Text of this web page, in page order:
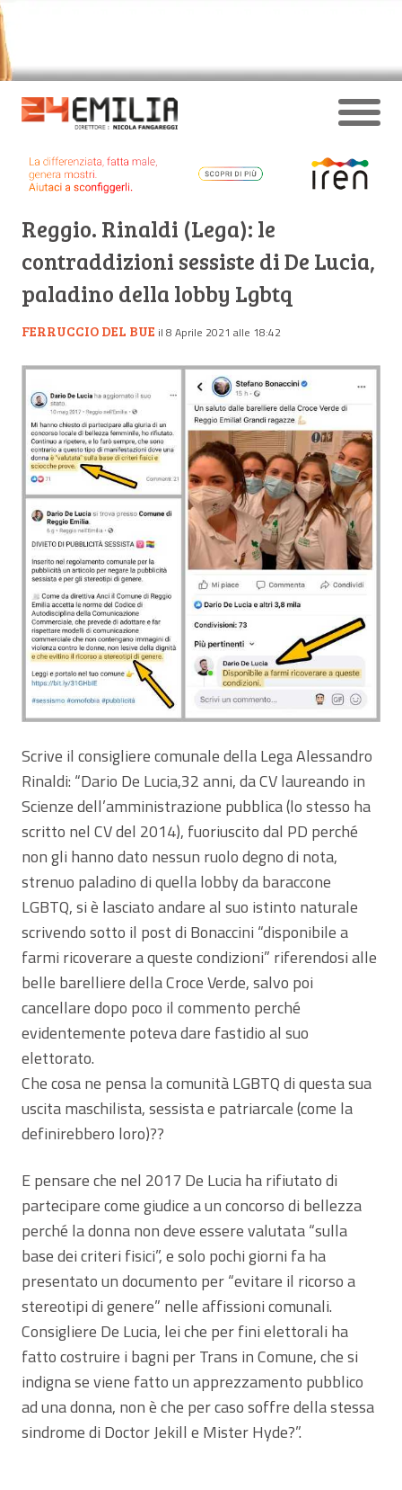
Reggio. Rinaldi (Lega): le
contraddizioni sessiste di De Lucia,
paladino della lobby Lgbtq
FERRUCCIO DEL BUE il 8 Aprile 2021 alle 18:42
Scrive il consigliere comunale della Lega Alessandro
Rinaldi: “Dario De Lucia,32 anni, da CV laureando in
Scienze dell’amministrazione pubblica (lo stesso ha
scritto nel CV del 2014), fuoriuscito dal PD perché
non gli hanno dato nessun ruolo degno di nota,
strenuo paladino di quella lobby da baraccone
LGBTQ, si è lasciato andare al suo istinto naturale
scrivendo sotto il post di Bonaccini “disponibile a
farmi ricoverare a queste condizioni” riferendosi alle
belle barelliere della Croce Verde, salvo poi
cancellare dopo poco il commento perché
evidentemente poteva dare fastidio al suo
elettorato.
Che cosa ne pensa la comunità LGBTQ di questa sua
uscita maschilista, sessista e patriarcale (come la
definirebbero loro)??
E pensare che nel 2017 De Lucia ha rifiutato di
partecipare come giudice a un concorso di bellezza
perché la donna non deve essere valutata “sulla
base dei criteri fisici”, e solo pochi giorni fa ha
presentato un documento per “evitare il ricorso a
stereotipi di genere” nelle affissioni comunali.
Consigliere De Lucia, lei che per fini elettorali ha
fatto costruire i bagni per Trans in Comune, che si
indigna se viene fatto un apprezzamento pubblico
ad una donna, non è che per caso soffre della stessa
sindrome di Doctor Jekill e Mister Hyde?”.